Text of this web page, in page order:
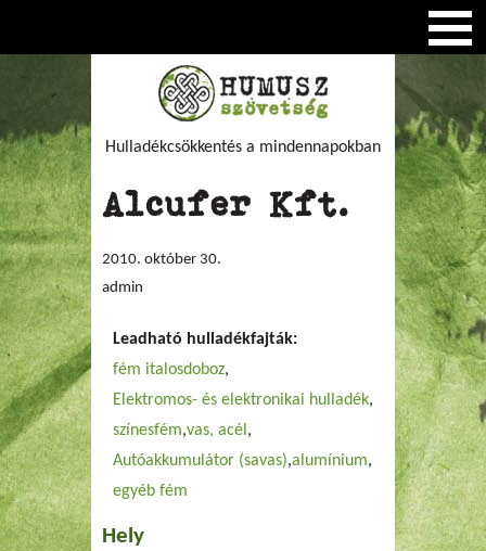
Hulladékcsökkentés a mindennapokban
Alcufer Kft.
2010. október 30.
admin
Leadható hulladékfajták:
fém italosdoboz
Elektromos- és elektronikai hulladék
színesfém vas, acél
Autóakkumulátor (savas) alumínium
egyéb fém
Hely